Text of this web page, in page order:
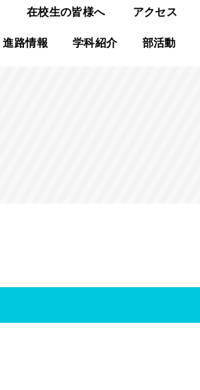
在校生の皆様へ アクセス
進路情報 学科紹介 部活動